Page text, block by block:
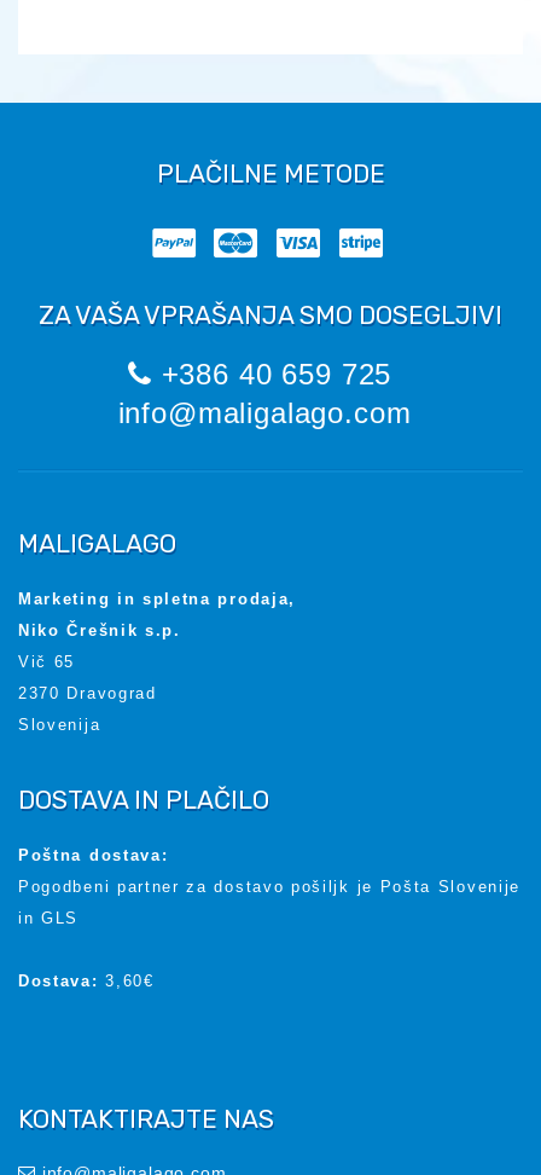
PLAČILNE METODE
ZA VAŠA VPRAŠANJA SMO DOSEGLJIVI
+386 40 659 725
info@maligalago.com
MALIGALAGO
Marketing in spletna prodaja,
Niko Črešnik s.p.
Vič 65
2370 Dravograd
Slovenija
DOSTAVA IN PLAČILO
Poštna dostava:
Pogodbeni partner za dostavo pošiljk je Pošta Slovenije
in GLS
Dostava: 3,60€
KONTAKTIRAJTE NAS